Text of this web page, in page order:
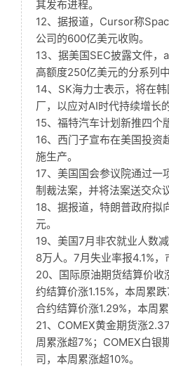
其发布进程。
12、据报道，Cursor称
公司的600亿美元收购。
13、据美国SEC披露文件
高额度250亿美元的分系列中
14、SK海力士表示，将在
厂，以应对AI时代持续增长
15、福特汽车计划新推四个
16、西门子宣布在美国投资
施生产。
17、美国国会参议院通过一
制裁法案，并将法案送交众
18、据报道，特朗普政府拟
元。
19、美国7月非农就业人数
8万人。7月失业率报4.1%，
20、国际原油期货结算价收
约结算价涨1.15%，本周累
合约结算价涨1.29%，本周累
21、COMEX黄金期货涨
周累涨超7%；COMEX白
司，本周累涨超10%。